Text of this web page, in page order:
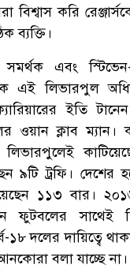
করি
ব্যক্তি।
সমর্থক এবং
এই লিভারপুল
ইতি
ওয়ান ক্লাব ম্যান।
৯টি ট্রফি। দেশের
১১৩ বার।
ফুটবলের সাথেই
১৮ দলের দায়িত্বে
বলা যাচ্ছে না।